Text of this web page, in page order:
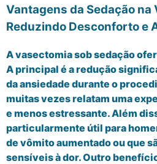
Vantagens da Sedação na
Reduzindo Desconforto e
A vasectomia sob sedação
A principal é a redução
da ansiedade durante o
muitas vezes relatam uma
e menos estressante. Além
particularmente útil para
de vômito aumentado ou que
sensíveis à dor. Outro